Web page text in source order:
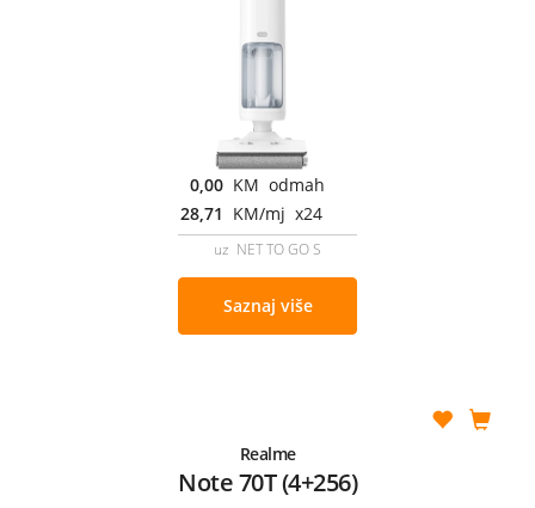
0,00 KM odmah
28,71 KM/mj x24
uz NET TO GO S
Saznaj više
Realme
Note 70T (4+256)